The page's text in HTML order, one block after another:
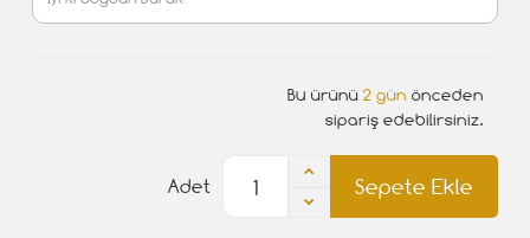
Bu ürünü 2 gün önceden
sipariş edebilirsiniz.
Sepete Ekle
Adet